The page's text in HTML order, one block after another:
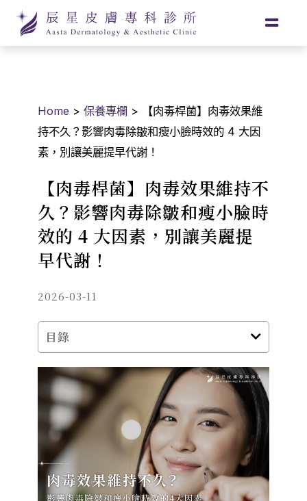
Home > 保養專欄 >
【肉毒桿菌】肉毒效果維
持不久？影響肉毒除皺和瘦小臉時效的 4 大因
素，別讓美麗提早代謝！
【肉毒桿菌】肉毒效果維持不
久？影響肉毒除皺和瘦小臉時
效的 4 大因素，別讓美麗提
早代謝！
2026-03-11
目錄